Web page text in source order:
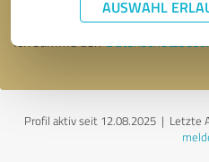
AUSWAHL
Ich stimme den
Profil aktiv seit 12.08.2025 | Letzte